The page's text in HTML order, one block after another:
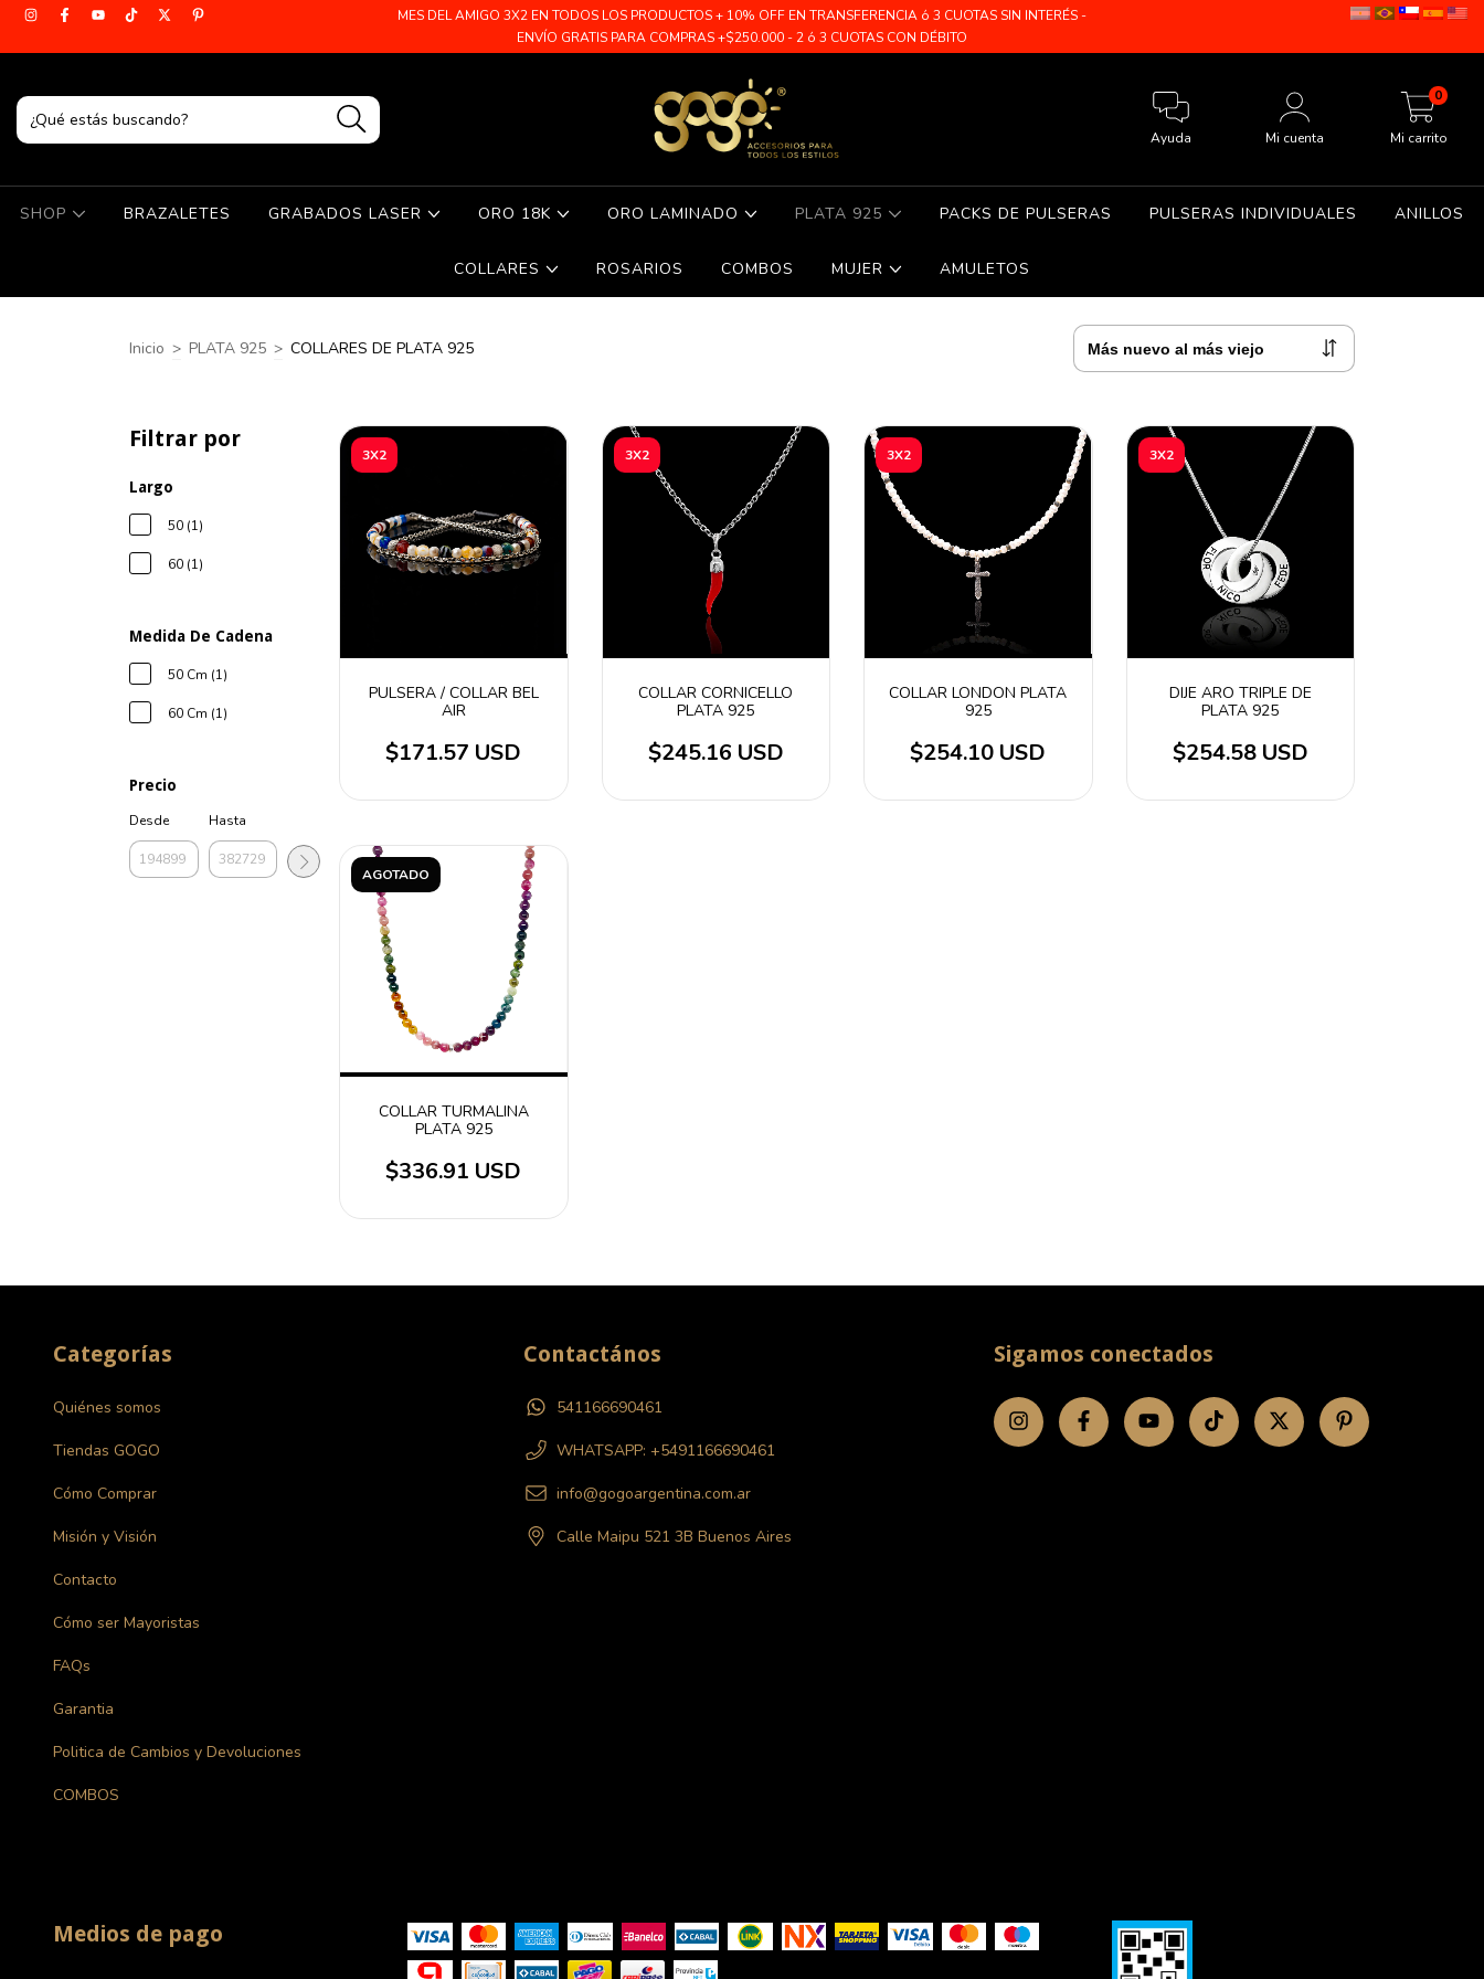
MES DEL AMIGO 3X2 EN TODOS LOS PRODUCTOS + 10% OFF EN TRANSFERENCIA ó 3 CUOTAS SIN INTERÉS -
ENVÍO GRATIS PARA COMPRAS +$250.000 - 2 ó 3 CUOTAS CON DÉBITO
Ayuda Mi cuenta Mi carrito
0
SHOP BRAZALETES GRABADOS LASER ORO 18K ORO LAMINADO PLATA 925 PACKS DE PULSERAS PULSERAS INDIVIDUALES ANILLOS
COLLARES ROSARIOS COMBOS MUJER AMULETOS
Inicio > PLATA 925 > COLLARES DE PLATA 925
Filtrar por
Largo
50 (1)
60 (1)
Medida De Cadena
50 Cm (1)
60 Cm (1)
Precio
Desde
Hasta
3X2
PULSERA / COLLAR BEL
AIR
$171.57 USD
3X2
COLLAR CORNICELLO
PLATA 925
$245.16 USD
3X2
COLLAR LONDON PLATA
925
$254.10 USD
3X2
DIJE ARO TRIPLE DE
PLATA 925
$254.58 USD
AGOTADO
COLLAR TURMALINA
PLATA 925
$336.91 USD
Categorías
Quiénes somos
Tiendas GOGO
Cómo Comprar
Misión y Visión
Contacto
Cómo ser Mayoristas
FAQs
Garantia
Politica de Cambios y Devoluciones
COMBOS
Contactános
541166690461
WHATSAPP: +5491166690461
info@gogoargentina.com.ar
Calle Maipu 521 3B Buenos Aires
Sigamos conectados
Medios de pago